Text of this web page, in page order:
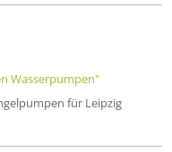
Wasserpumpen"
für Leipzig